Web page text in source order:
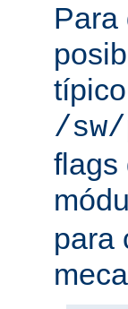
Para
/sw/
flags
para